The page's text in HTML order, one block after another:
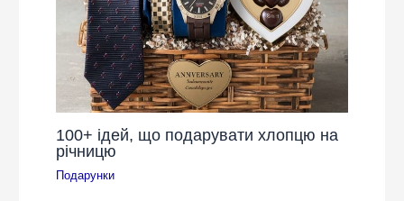
100+ ідей, що подарувати хлопцю на
річницю
Подарунки